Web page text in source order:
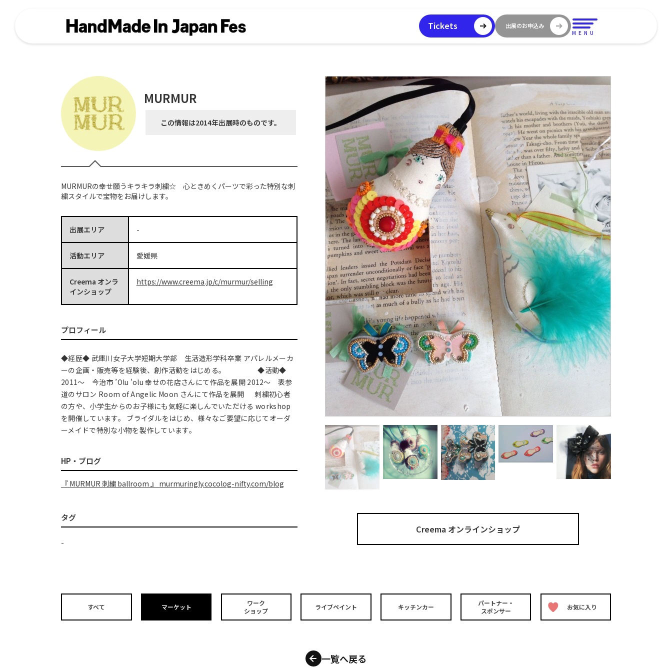
Tickets 出展のお申込み
MENU
MURMUR
この情報は2014年出展時のものです。
MURMURの幸せ願うキラキラ刺繍☆ 心ときめくパーツで彩った特別な刺
繍スタイルで宝物をお届けします。
出展エリア -
活動エリア 愛媛県
Creema オンラ
インショップ
https://www.creema.jp/c/murmur/selling
プロフィール
◆経歴◆ 武庫川女子大学短期大学部 生活造形学科卒業 アパレルメーカ
ーの企画・販売等を経験後、創作活動をはじめる。 ◆活動◆
2011～ 今治市 ’Olu 'olu 幸せの花店さんにて作品を展開 2012～ 表参
道のサロン Room of Angelic Moon さんにて作品を展開 刺繍初心者
の方や、小学生からのお子様にも気軽に楽しんでいただける workshop
を開催しています。 ブライダルをはじめ、様々なご要望に応じてオーダ
ーメイドで特別な小物を製作しています。
HP・ブログ
『 MURMUR 刺繍 ballroom 』 murmuringly.cocolog-nifty.com/blog
タグ
-
Creema オンラインショップ
すべて マーケット
ワーク
ショップ
ライブペイント キッチンカー
パートナー・
スポンサー
お気に入り
一覧へ戻る